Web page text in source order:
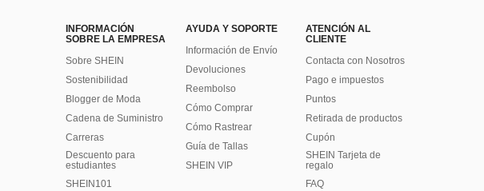
INFORMACIÓN
SOBRE LA EMPRESA
Sobre SHEIN
Sostenibilidad
Blogger de Moda
Cadena de Suministro
Carreras
Descuento para
estudiantes
SHEIN101
AYUDA Y SOPORTE
Información de Envío
Devoluciones
Reembolso
Cómo Comprar
Cómo Rastrear
Guía de Tallas
SHEIN VIP
ATENCIÓN AL
CLIENTE
Contacta con Nosotros
Pago e impuestos
Puntos
Retirada de productos
Cupón
SHEIN Tarjeta de
regalo
FAQ